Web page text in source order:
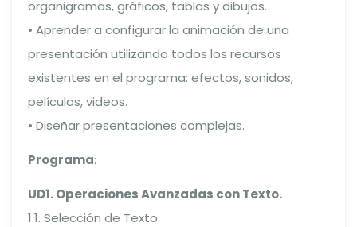
organigramas, gráficos, tablas y dibujos.
• Aprender a configurar la animación de una
presentación utilizando todos los recursos
existentes en el programa: efectos, sonidos,
películas, videos.
• Diseñar presentaciones complejas.
Programa:
UD1. Operaciones Avanzadas con Texto.
1.1. Selección de Texto.